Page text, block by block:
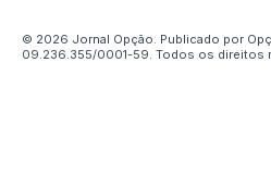
© 2026 Jornal Opção. Publicado por
09.236.355/0001-59. Todos os direitos